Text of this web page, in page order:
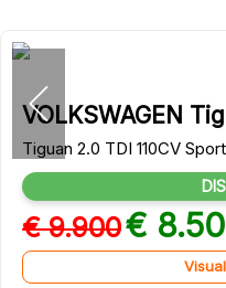
VOLKSWAGEN
Tiguan 2.0 TDI 110CV
€ 9.900€